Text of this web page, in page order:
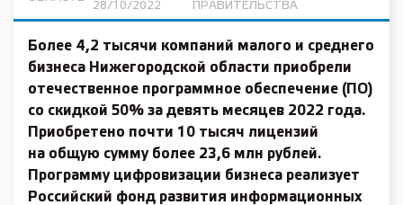
28/10/2022
ПРАВИТЕЛЬСТВА
Более 4,2 тысячи компаний малого и среднего
бизнеса Нижегородской области приобрели
отечественное программное обеспечение (ПО)
со скидкой 50% за девять месяцев 2022 года.
Приобретено почти 10 тысяч лицензий
на общую сумму более 23,6 млн рублей.
Программу цифровизации бизнеса реализует
Российский фонд развития информационных